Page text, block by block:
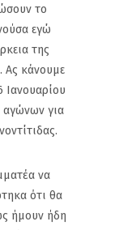
το
εγώ
της
Ας κάνουμε
Ιανουαρίου
αγώνων για
να
ότι θα
ήμουν ήδη